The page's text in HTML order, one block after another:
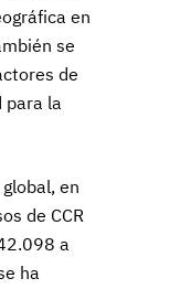
en
se
de
para la
en
de CCR
a
ha